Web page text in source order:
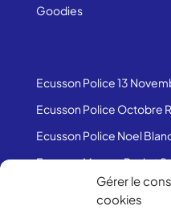
Gérer le
cookies
Goodies
Ecusson Police 13
Ecusson Police Octobre
Ecusson Police Noel
Ecusson Manon, Paul et
Ecusson Police Saint